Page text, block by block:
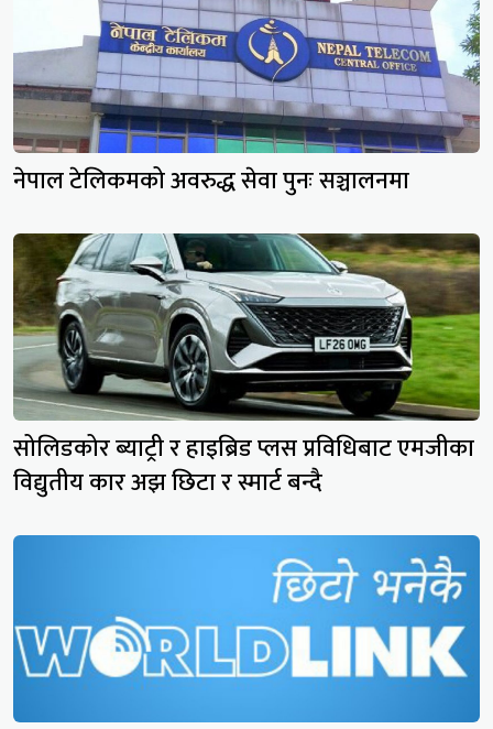
नेपाल टेलिकमको अवरुद्ध सेवा पुनः सञ्चालनमा
सोलिडकोर ब्याट्री र हाइब्रिड प्लस प्रविधिबाट एमजीका
विद्युतीय कार अझ छिटा र स्मार्ट बन्दै